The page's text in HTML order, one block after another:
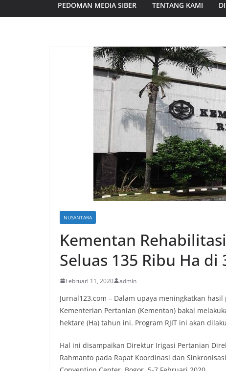
PEDOMAN MEDIA SIBER TENTANG KAMI
NUSANTARA
Kementan
Seluas 135 Ribu Ha
Februari 11, 2020 admin
Jurnal123.com – Dalam upaya meningkatkan
Kementerian Pertanian (Kementan) bakal
hektare (Ha) tahun ini. Program RJIT ini akan
Hal ini disampaikan Direktur Irigasi Pertanian
Rahmanto pada Rapat Koordinasi dan